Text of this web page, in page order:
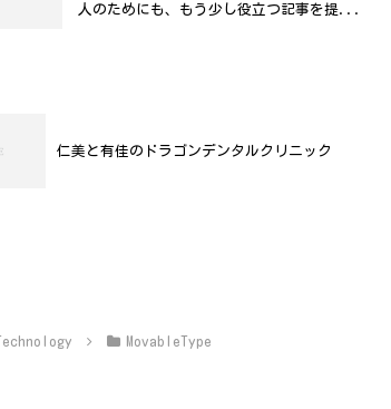
人のためにも、もう少し役立つ記事を提...
仁美と有佳のドラゴンデンタルクリニック
Technology MovableType